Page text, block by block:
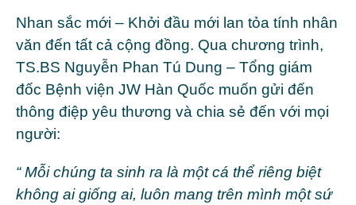
Nhan sắc mới – Khởi đầu mới lan tỏa tính nhân
văn đến tất cả cộng đồng. Qua chương trình,
TS.BS Nguyễn Phan Tú Dung – Tổng giám
đốc Bệnh viện JW Hàn Quốc muốn gửi đến
thông điệp yêu thương và chia sẻ đến với mọi
người:
“ Mỗi chúng ta sinh ra là một cá thể riêng biệt
không ai giống ai, luôn mang trên mình một sứ